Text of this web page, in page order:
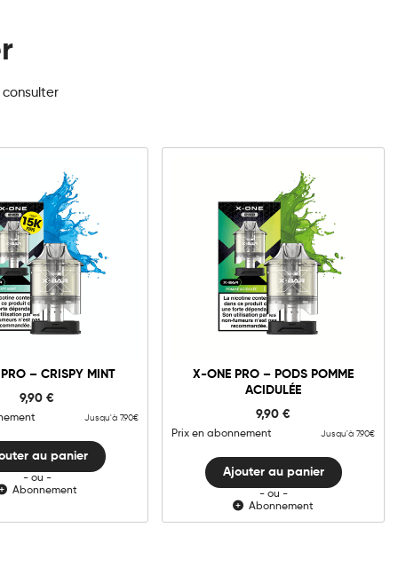
– CRISPY MINT
9,90€
Jusqu'à 7.90€
20mg
X-
Crispy
quantité
au panier
- ou -
Abonnement
X-ONE PRO – PODS POMME
ACIDULÉE
9,90€
Prix en abonnement Jusqu'à 7.90€
10mg 20mg
X-
Pods
Pomme
quantité
Ajouter au panier
- ou -
Abonnement